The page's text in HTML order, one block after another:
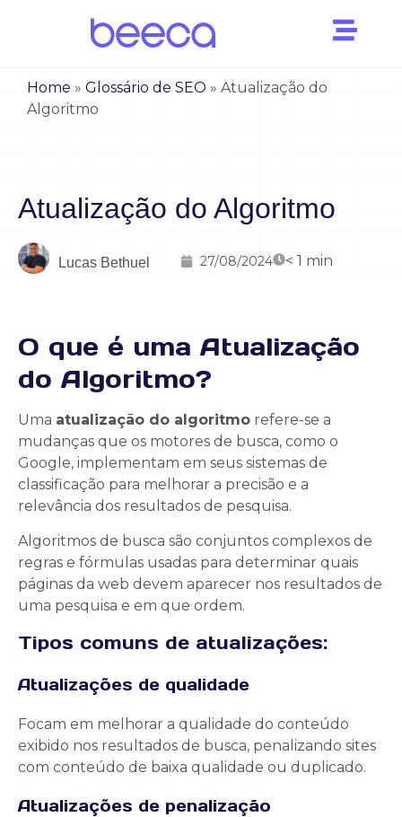
Home » Glossário de SEO » Atualização do
Algoritmo
Atualização do Algoritmo
Lucas Bethuel 27/08/2024 < 1 min
O que é uma Atualização
do Algoritmo?
Uma atualização do algoritmo refere-se a
mudanças que os motores de busca, como o
Google, implementam em seus sistemas de
classificação para melhorar a precisão e a
relevância dos resultados de pesquisa.
Algoritmos de busca são conjuntos complexos de
regras e fórmulas usadas para determinar quais
páginas da web devem aparecer nos resultados de
uma pesquisa e em que ordem.
Tipos comuns de atualizações:
Atualizações de qualidade
Focam em melhorar a qualidade do conteúdo
exibido nos resultados de busca, penalizando sites
com conteúdo de baixa qualidade ou duplicado.
Atualizações de penalização